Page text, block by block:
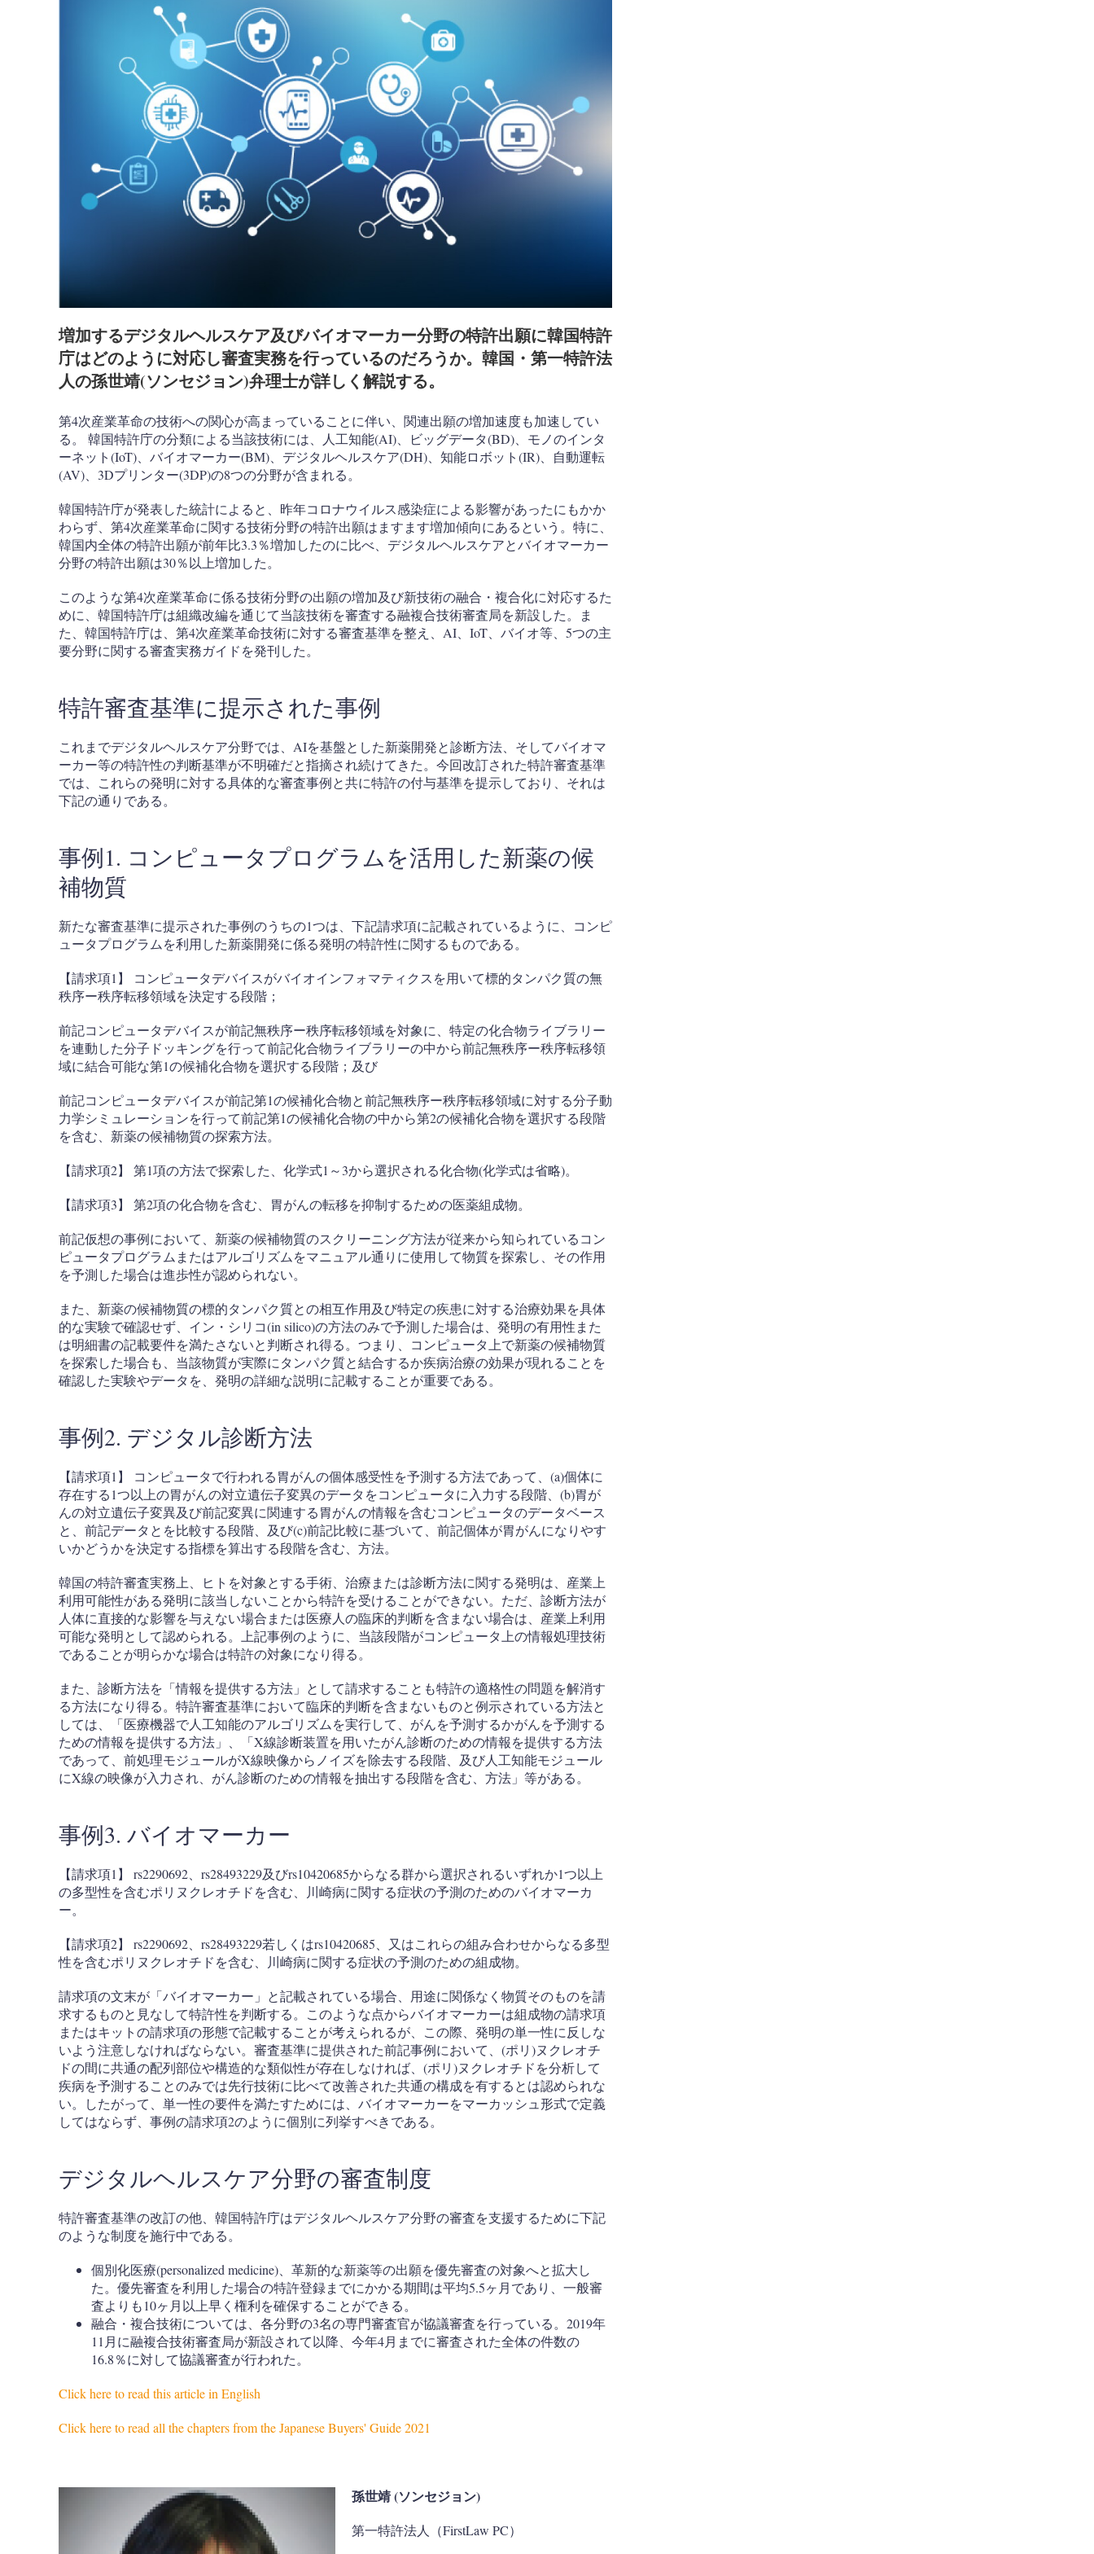
r
i
p
t
i
増加するデジタルヘルスケア及びバイオマーカー分野の特許出願に韓国特許
庁はどのように対応し審査実務を行っているのだろうか。韓国・第一特許法
人の孫世靖(ソンセジョン)弁理士が詳しく解説する。
第4次産業革命の技術への関心が高まっていることに伴い、関連出願の増加速度も加速してい
る。 韓国特許庁の分類による当該技術には、人工知能(AI)、ビッグデータ(BD)、モノのインタ
ーネット(IoT)、バイオマーカー(BM)、デジタルヘルスケア(DH)、知能ロボット(IR)、自動運転
(AV)、3Dプリンター(3DP)の8つの分野が含まれる。
韓国特許庁が発表した統計によると、昨年コロナウイルス感染症による影響があったにもかか
わらず、第4次産業革命に関する技術分野の特許出願はますます増加傾向にあるという。特に、
韓国内全体の特許出願が前年比3.3％増加したのに比べ、デジタルヘルスケアとバイオマーカー
分野の特許出願は30％以上増加した。
このような第4次産業革命に係る技術分野の出願の増加及び新技術の融合・複合化に対応するた
めに、韓国特許庁は組織改編を通じて当該技術を審査する融複合技術審査局を新設した。ま
た、韓国特許庁は、第4次産業革命技術に対する審査基準を整え、AI、IoT、バイオ等、5つの主
要分野に関する審査実務ガイドを発刊した。
特許審査基準に提示された事例
これまでデジタルヘルスケア分野では、AIを基盤とした新薬開発と診断方法、そしてバイオマ
ーカー等の特許性の判断基準が不明確だと指摘され続けてきた。今回改訂された特許審査基準
では、これらの発明に対する具体的な審査事例と共に特許の付与基準を提示しており、それは
下記の通りである。
事例1. コンピュータプログラムを活用した新薬の候
補物質
新たな審査基準に提示された事例のうちの1つは、下記請求項に記載されているように、コンピ
ュータプログラムを利用した新薬開発に係る発明の特許性に関するものである。
【請求項1】 コンピュータデバイスがバイオインフォマティクスを用いて標的タンパク質の無
秩序ー秩序転移領域を決定する段階；
前記コンピュータデバイスが前記無秩序ー秩序転移領域を対象に、特定の化合物ライブラリー
を連動した分子ドッキングを行って前記化合物ライブラリーの中から前記無秩序ー秩序転移領
域に結合可能な第1の候補化合物を選択する段階；及び
前記コンピュータデバイスが前記第1の候補化合物と前記無秩序ー秩序転移領域に対する分子動
力学シミュレーションを行って前記第1の候補化合物の中から第2の候補化合物を選択する段階
を含む、新薬の候補物質の探索方法。
【請求項2】 第1項の方法で探索した、化学式1～3から選択される化合物(化学式は省略)。
【請求項3】 第2項の化合物を含む、胃がんの転移を抑制するための医薬組成物。
前記仮想の事例において、新薬の候補物質のスクリーニング方法が従来から知られているコン
ピュータプログラムまたはアルゴリズムをマニュアル通りに使用して物質を探索し、その作用
を予測した場合は進歩性が認められない。
また、新薬の候補物質の標的タンパク質との相互作用及び特定の疾患に対する治療効果を具体
的な実験で確認せず、イン・シリコ(in silico)の方法のみで予測した場合は、発明の有用性また
は明細書の記載要件を満たさないと判断され得る。つまり、コンピュータ上で新薬の候補物質
を探索した場合も、当該物質が実際にタンパク質と結合するか疾病治療の効果が現れることを
確認した実験やデータを、発明の詳細な説明に記載することが重要である。
事例2. デジタル診断方法
【請求項1】 コンピュータで行われる胃がんの個体感受性を予測する方法であって、(a)個体に
存在する1つ以上の胃がんの対立遺伝子変異のデータをコンピュータに入力する段階、(b)胃が
んの対立遺伝子変異及び前記変異に関連する胃がんの情報を含むコンピュータのデータベース
と、前記データとを比較する段階、及び(c)前記比較に基づいて、前記個体が胃がんになりやす
いかどうかを決定する指標を算出する段階を含む、方法。
韓国の特許審査実務上、ヒトを対象とする手術、治療または診断方法に関する発明は、産業上
利用可能性がある発明に該当しないことから特許を受けることができない。ただ、診断方法が
人体に直接的な影響を与えない場合または医療人の臨床的判断を含まない場合は、産業上利用
可能な発明として認められる。上記事例のように、当該段階がコンピュータ上の情報処理技術
であることが明らかな場合は特許の対象になり得る。
また、診断方法を「情報を提供する方法」として請求することも特許の適格性の問題を解消す
る方法になり得る。特許審査基準において臨床的判断を含まないものと例示されている方法と
しては、「医療機器で人工知能のアルゴリズムを実行して、がんを予測するかがんを予測する
ための情報を提供する方法」、「X線診断装置を用いたがん診断のための情報を提供する方法
であって、前処理モジュールがX線映像からノイズを除去する段階、及び人工知能モジュール
にX線の映像が入力され、がん診断のための情報を抽出する段階を含む、方法」等がある。
事例3. バイオマーカー
【請求項1】 rs2290692、rs28493229及びrs10420685からなる群から選択されるいずれか1つ以上
の多型性を含むポリヌクレオチドを含む、川崎病に関する症状の予測のためのバイオマーカ
ー。
【請求項2】 rs2290692、rs28493229若しくはrs10420685、又はこれらの組み合わせからなる多型
性を含むポリヌクレオチドを含む、川崎病に関する症状の予測のための組成物。
請求項の文末が「バイオマーカー」と記載されている場合、用途に関係なく物質そのものを請
求するものと見なして特許性を判断する。このような点からバイオマーカーは組成物の請求項
またはキットの請求項の形態で記載することが考えられるが、この際、発明の単一性に反しな
いよう注意しなければならない。審査基準に提供された前記事例において、(ポリ)ヌクレオチ
ドの間に共通の配列部位や構造的な類似性が存在しなければ、(ポリ)ヌクレオチドを分析して
疾病を予測することのみでは先行技術に比べて改善された共通の構成を有するとは認められな
い。したがって、単一性の要件を満たすためには、バイオマーカーをマーカッシュ形式で定義
してはならず、事例の請求項2のように個別に列挙すべきである。
デジタルヘルスケア分野の審査制度
特許審査基準の改訂の他、韓国特許庁はデジタルヘルスケア分野の審査を支援するために下記
のような制度を施行中である。
個別化医療(personalized medicine)、革新的な新薬等の出願を優先審査の対象へと拡大し
た。優先審査を利用した場合の特許登録までにかかる期間は平均5.5ヶ月であり、一般審
査よりも10ヶ月以上早く権利を確保することができる。
融合・複合技術については、各分野の3名の専門審査官が協議審査を行っている。2019年
11月に融複合技術審査局が新設されて以降、今年4月までに審査された全体の件数の
16.8％に対して協議審査が行われた。
Click here to read this article in English
Click here to read all the chapters from the Japanese Buyers' Guide 2021
孫世靖 (ソンセジョン)
第一特許法人（FirstLaw PC）